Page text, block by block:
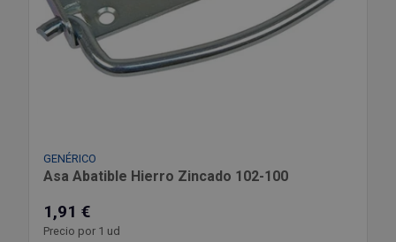
GENÉRICO
Asa Abatible Hierro Zincado 102-100
1,91 €
Precio por 1 ud